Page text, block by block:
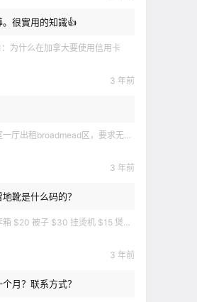
。很實用的知識👍
为什么在加拿大要使用信用卡
3 年前
broadmead区，要求无烟无宠无麻无party，租金2200不包水电有意短信联系2508858496
3 年前
靴是什么码的？
子 $30 挂烫机 $15 煲汤锅 $5 华夫饼机 $5 衣服 $5 雪地靴 $10 滑雪手套 $10 宜家衣物收纳 .
3 年前
月？联系方式？